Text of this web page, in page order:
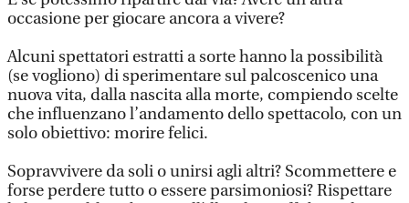
occasione per giocare ancora a vivere?
Alcuni spettatori estratti a sorte hanno la possibilità
(se vogliono) di sperimentare sul palcoscenico una
nuova vita, dalla nascita alla morte, compiendo scelte
che influenzano l’andamento dello spettacolo, con un
solo obiettivo: morire felici.
Sopravvivere da soli o unirsi agli altri? Scommettere e
forse perdere tutto o essere parsimoniosi? Rispettare